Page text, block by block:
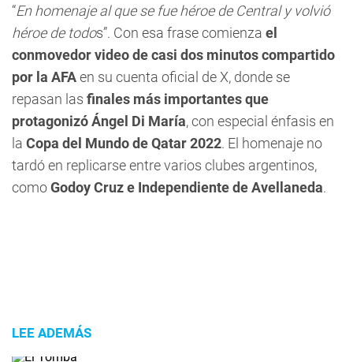
“En homenaje al que se fue héroe de Central y volvió
héroe de todos”. Con esa frase comienza el
conmovedor video de casi dos minutos compartido
por la AFAen su cuenta oficial de X, donde se
repasan las finales más importantes que
protagonizó Ángel Di María, con especial énfasis en
la Copa del Mundo de Qatar 2022. El homenaje no
tardó en replicarse entre varios clubes argentinos,
comoGodoy Cruz e Independiente de Avellaneda.
LEE ADEMÁS